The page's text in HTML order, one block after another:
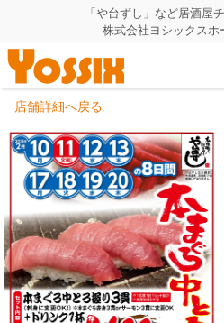
「や台ずし」など居酒屋
株式会社ヨシックスホ
HOME
企業情報
企業情報トップ
代表者あいさつ
グループ会社
事業一覧
飲食事業紹介
飲食事業紹介トップ
IR（株主・投資家）情報
店舗詳細へ戻る